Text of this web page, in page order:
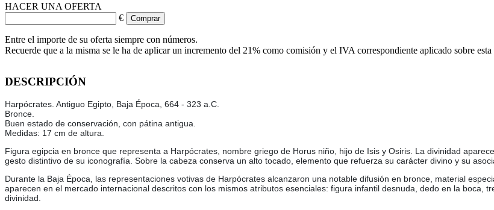
HACER UNA OFERTA
€
Entre el importe de su oferta siempre con números.
Recuerde que a la misma se le ha de aplicar un incremento del 21% como comisión y el IVA correspondiente aplicado sobre
DESCRIPCIÓN
Harpócrates. Antiguo Egipto, Baja Época, 664 - 323 a.C.
Bronce.
Buen estado de conservación, con pátina antigua.
Medidas: 17 cm de altura.
Figura egipcia en bronce que representa a Harpócrates, nombre griego de Horus niño, hijo de Isis y Osiris. La divinidad
gesto distintivo de su iconografía. Sobre la cabeza conserva un alto tocado, elemento que refuerza su carácter divino y su
Durante la Baja Época, las representaciones votivas de Harpócrates alcanzaron una notable difusión en bronce, material
aparecen en el mercado internacional descritos con los mismos atributos esenciales: figura infantil desnuda, dedo en la boca,
divinidad.